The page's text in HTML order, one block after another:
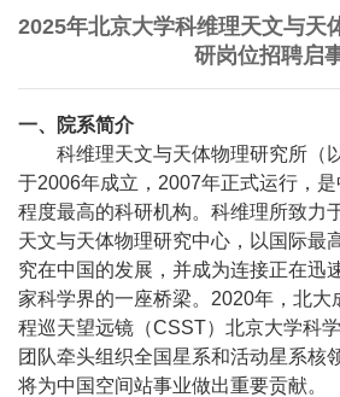
2025年北京大学科维理天文与天
研岗位招聘启
一、院系简介
科维理天文与天体物理研究所（
于2006年成立， 2007年正式运行，
程度最高的科研机构。科维理所致力
天文与天体物理研究中心，以国际最
究在中国的发展，并成为连接正在迅
家科学界的一座桥梁。 2020年，北大
程巡天望远镜（CSST）北京大学科
团队牵头组织全国星系和活动星系核
将为中国空间站事业做出重要贡献。